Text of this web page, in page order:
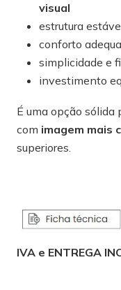
visual
estrutura
conforto
simplicidade e
investimento
É uma opção sólida
com imagem mais
superiores.
IVA e ENTREGA